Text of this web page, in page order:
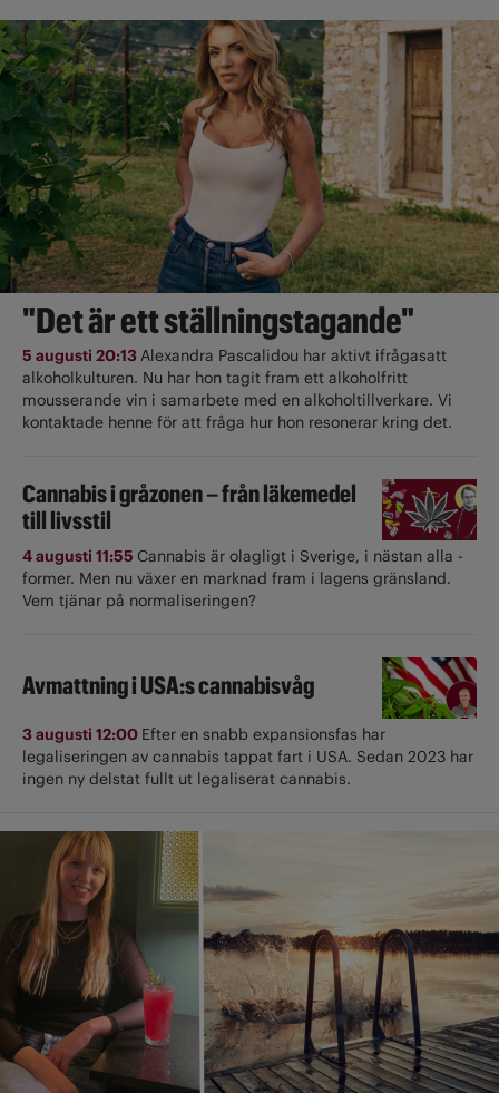
"Det är ett ställningstagande"
5 augusti 20:13Alexandra Pascalidou har aktivt ifrågasatt
alkoholkulturen. Nu har hon tagit fram ett alkoholfritt
mousserande vin i samarbete med en alkoholtillverkare. Vi
kontaktade henne för att fråga hur hon resonerar kring det.
Cannabis i gråzonen – från läkemedel
till livsstil
4 augusti 11:55 Cannabis är olagligt i ­Sverige, i nästan alla ­
former. Men nu växer en marknad fram i lagens gränsland.
Vem tjänar på normaliseringen?
Avmattning i USA:s cannabisvåg
3 augusti 12:00 Efter en snabb expansionsfas har
legaliseringen av cannabis tappat fart i USA. Sedan 2023 har
ingen ny delstat fullt ut ­legaliserat cannabis.